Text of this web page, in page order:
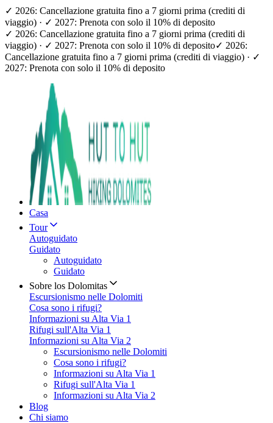
✓ 2026: Cancellazione gratuita fino a 7 giorni prima (crediti di
viaggio) · ✓ 2027: Prenota con solo il 10% di deposito
✓ 2026: Cancellazione gratuita fino a 7 giorni prima (crediti di
viaggio) · ✓ 2027: Prenota con solo il 10% di deposito✓ 2026:
Cancellazione gratuita fino a 7 giorni prima (crediti di viaggio) · ✓
2027: Prenota con solo il 10% di deposito
Casa
Tour
Autoguidato
Guidato
Autoguidato
Guidato
Sobre los Dolomitas
Escursionismo nelle Dolomiti
Cosa sono i rifugi?
Informazioni su Alta Via 1
Rifugi sull'Alta Via 1
Informazioni su Alta Via 2
Escursionismo nelle Dolomiti
Cosa sono i rifugi?
Informazioni su Alta Via 1
Rifugi sull'Alta Via 1
Informazioni su Alta Via 2
Blog
Chi siamo